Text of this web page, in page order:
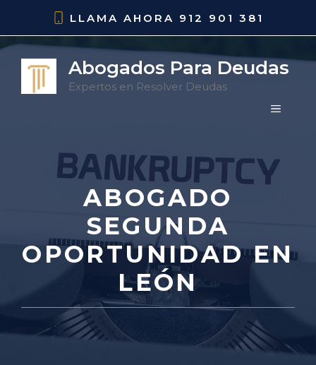
contenido
LLAMA AHORA 912 901 381
Abogados Para Deudas
Expertos en Resolver Deudas
MENÚ
ABOGADO
SEGUNDA
OPORTUNIDAD EN
LEÓN